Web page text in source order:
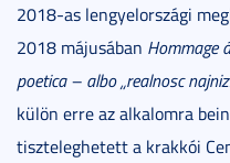
2018-as lengyelországi
2018 májusában Hommage
poetica – albo „realnosc
külön erre az alkalomra
tiszteleghetett a krakkói